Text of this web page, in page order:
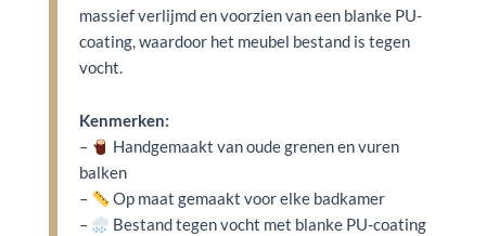
massief verlijmd en voorzien van een blanke PU-
coating, waardoor het meubel bestand is tegen
vocht.
Kenmerken:
–
Handgemaakt van oude grenen en vuren
balken
–
Op maat gemaakt voor elke badkamer
–
Bestand tegen vocht met blanke PU-coating